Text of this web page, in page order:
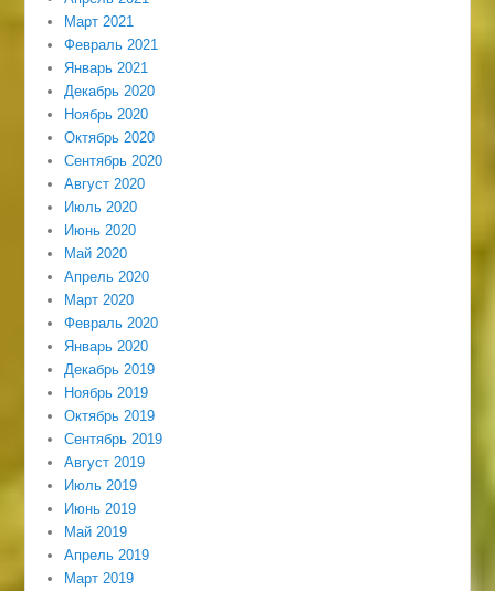
Март 2021
Февраль 2021
Январь 2021
Декабрь 2020
Ноябрь 2020
Октябрь 2020
Сентябрь 2020
Август 2020
Июль 2020
Июнь 2020
Май 2020
Апрель 2020
Март 2020
Февраль 2020
Январь 2020
Декабрь 2019
Ноябрь 2019
Октябрь 2019
Сентябрь 2019
Август 2019
Июль 2019
Июнь 2019
Май 2019
Апрель 2019
Март 2019